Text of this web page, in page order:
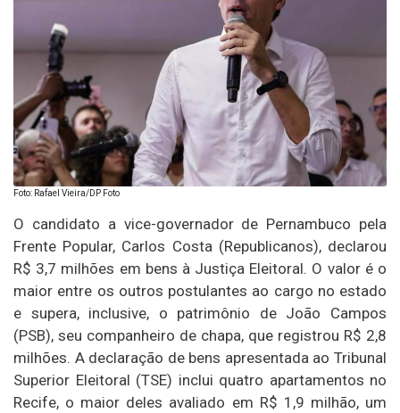
Foto: Rafael Vieira/DP Foto
O candidato a vice-governador de Pernambuco pela
Frente Popular, Carlos Costa (Republicanos), declarou
R$ 3,7 milhões em bens à Justiça Eleitoral. O valor é o
maior entre os outros postulantes ao cargo no estado
e supera, inclusive, o patrimônio de João Campos
(PSB), seu companheiro de chapa, que registrou R$ 2,8
milhões. A declaração de bens apresentada ao Tribunal
Superior Eleitoral (TSE) inclui quatro apartamentos no
Recife, o maior deles avaliado em R$ 1,9 milhão, um